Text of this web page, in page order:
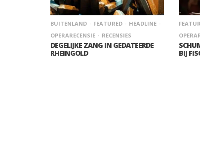
BUITENLAND FEATURED
HEADLINE
OPERARECENSIE
RECENSIES
DEGELIJKE ZANG IN GEDATEERDE
RHEINGOLD
BIJ